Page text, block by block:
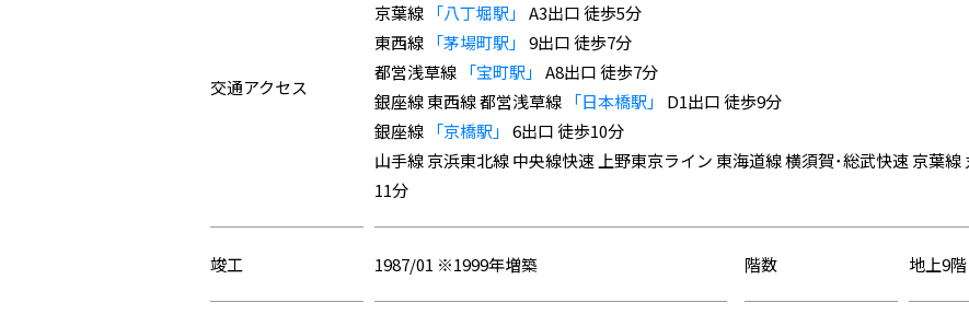
交通アクセス
京葉線 「八丁堀駅」 A3出口 徒歩5分
東西線 「茅場町駅」 9出口 徒歩7分
都営浅草線 「宝町駅」 A8出口 徒歩7分
銀座線 東西線 都営浅草線 「日本橋駅」 D1出口 徒歩9分
銀座線 「京橋駅」 6出口 徒歩10分
山手線 京浜東北線 中央線快速 上野東京ライン 東海道線 横須賀･総武快速 京葉線
11分
竣工 1987/01 ※1999年増築 階数 地上9階